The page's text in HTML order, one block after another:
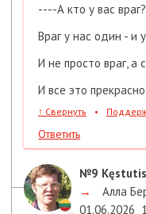
----А кто у вас
Враг у нас один - и
И не просто враг, а
И все это
↑ Свернуть •
Ответить
№9
→
Алла
01.06.2026